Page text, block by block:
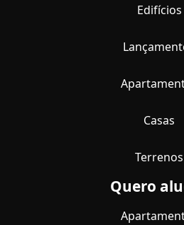
Edifícios
Casas
Terrenos
Quero